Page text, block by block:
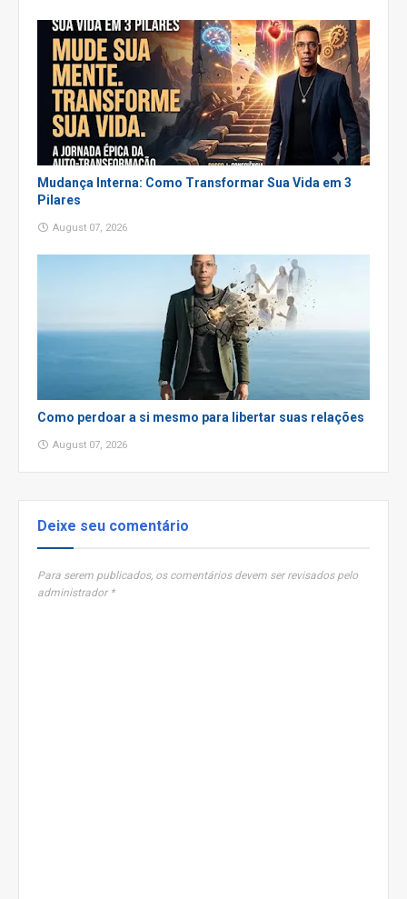
Mudança Interna: Como Transformar Sua Vida em 3
Pilares
August 07, 2026
Como perdoar a si mesmo para libertar suas relações
August 07, 2026
Deixe seu comentário
Para serem publicados, os comentários devem ser revisados pelo
administrador *